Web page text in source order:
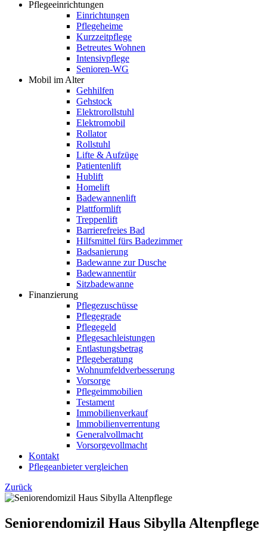
Pflegeeinrichtungen
Einrichtungen
Pflegeheime
Kurzzeitpflege
Betreutes Wohnen
Intensivpflege
Senioren-WG
Mobil im Alter
Gehhilfen
Gehstock
Elektrorollstuhl
Elektromobil
Rollator
Rollstuhl
Lifte & Aufzüge
Patientenlift
Hublift
Homelift
Badewannenlift
Plattformlift
Treppenlift
Barrierefreies Bad
Hilfsmittel fürs Badezimmer
Badsanierung
Badewanne zur Dusche
Badewannentür
Sitzbadewanne
Finanzierung
Pflegezuschüsse
Pflegegrade
Pflegegeld
Pflegesachleistungen
Entlastungsbetrag
Pflegeberatung
Wohnumfeldverbesserung
Vorsorge
Pflegeimmobilien
Testament
Immobilienverkauf
Immobilienverrentung
Generalvollmacht
Vorsorgevollmacht
Kontakt
Pflegeanbieter vergleichen
Zurück
Seniorendomizil Haus Sibylla Altenpflege